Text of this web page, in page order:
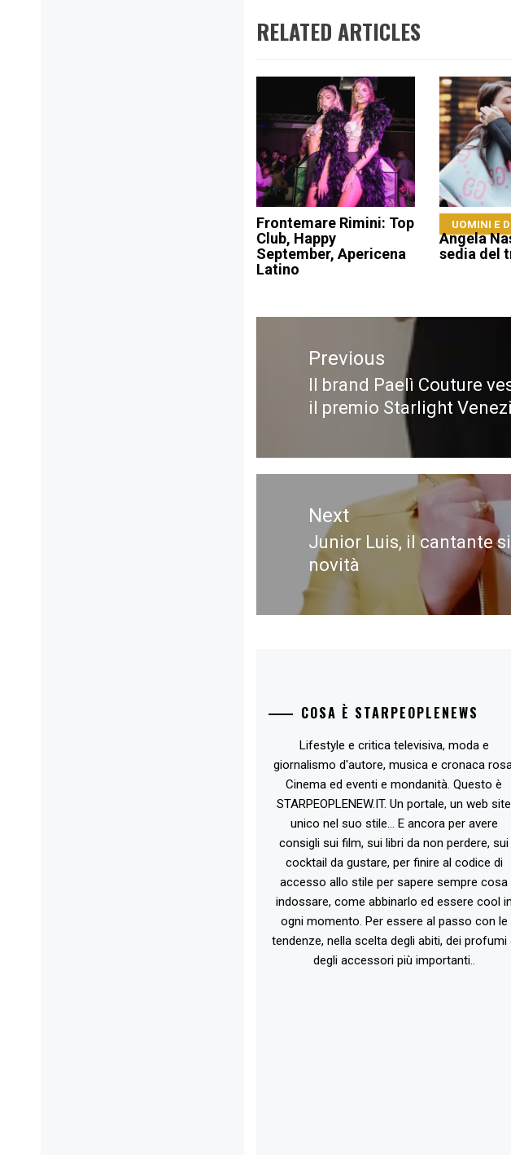
RELATED ARTICLES
Frontemare Rimini: Top
Club, Happy
September, Apericena
Latino
UOMINI E
Angela
sedia del
Navigazione
articoliPrevious
Previous
post:
Il brand Paelì Couture
il premio Starlight
Next
Next
post:
Junior Luis, il cantante
novità
COSA È STARPEOPLENEWS
Lifestyle e critica televisiva, moda e
giornalismo d'autore, musica e cronaca
Cinema ed eventi e mondanità. Questo è
STARPEOPLENEW.IT. Un portale, un web site
unico nel suo stile... E ancora per avere
consigli sui film, sui libri da non perdere, sui
cocktail da gustare, per finire al codice di
accesso allo stile per sapere sempre cosa
indossare, come abbinarlo ed essere cool in
ogni momento. Per essere al passo con le
tendenze, nella scelta degli abiti, dei profumi
degli accessori più importanti..